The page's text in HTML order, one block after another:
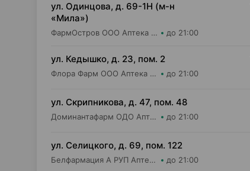
ул. Одинцова, д. 69-1Н (м-н
«Мила»)
ФармОстров ООО Аптека №16 на Одинцова до 21:00
ул. Кедышко, д. 23, пом. 2
Флора Фарм ООО Аптека №21 до 21:00
ул. Скрипникова, д. 47, пом. 48
Доминантафарм ОДО Аптека №33 до 21:00
ул. Селицкого, д. 69, пом. 122
Белфармация А РУП Аптека №102 до 21:00